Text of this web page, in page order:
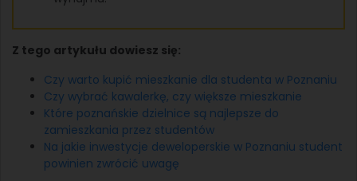
Z tego artykułu dowiesz się:
Czy warto kupić mieszkanie dla studenta w Poznaniu
Czy wybrać kawalerkę, czy większe mieszkanie
Które poznańskie dzielnice są najlepsze do
zamieszkania przez studentów
Na jakie inwestycje deweloperskie w Poznaniu student
powinien zwrócić uwagę